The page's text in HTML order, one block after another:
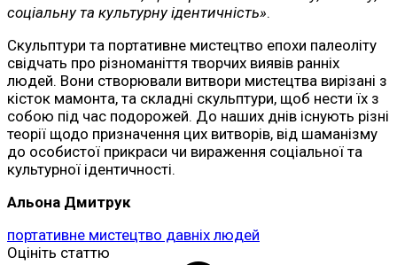
соціальну та культурну ідентичність».
Скульптури та портативне мистецтво епохи палеоліту
свідчать про різноманіття творчих виявів ранніх
людей. Вони створювали витвори мистецтва вирізані з
кісток мамонта, та складні скульптури, щоб нести їх з
собою під час подорожей. До наших днів існують різні
теорії щодо призначення цих витворів, від шаманізму
до особистої прикраси чи вираження соціальної та
культурної ідентичності.
Альона Дмитрук
портативне мистецтво давніх людей
Оцініть статтю